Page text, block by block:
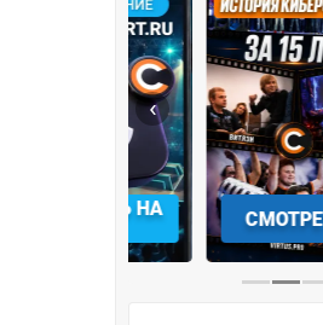
СМОТРЕТЬ
‹